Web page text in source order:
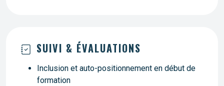
SUIVI & ÉVALUATIONS
Inclusion et auto-positionnement en début de
formation